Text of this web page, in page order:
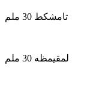
تامشكط 30 ملم
لمقيمظه 30 ملم